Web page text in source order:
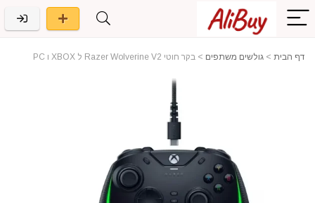
דף הבית > גולשים משתפים > בקר חוטי Razer Wolverine V2 ל XBOX ו PC